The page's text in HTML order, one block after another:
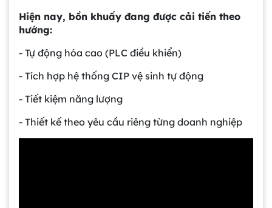
Hiện nay, bồn khuấy đang được cải tiến theo
hướng:
- Tự động hóa cao (PLC điều khiển)
- Tích hợp hệ thống CIP vệ sinh tự động
- Tiết kiệm năng lượng
- Thiết kế theo yêu cầu riêng từng doanh nghiệp